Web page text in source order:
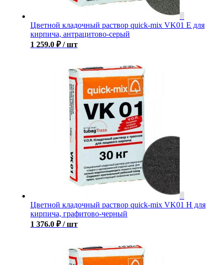
Цветной кладочный раствор quick-mix VK01 E для
кирпича, антрацитово-серый
1 259.0 ₽ / шт
Цветной кладочный раствор quick-mix VK01 H для
кирпича, графитово-черный
1 376.0 ₽ / шт